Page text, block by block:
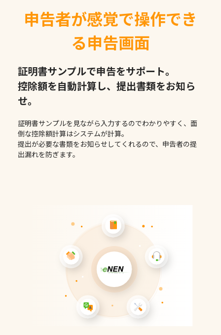
申告者が感覚で操作でき
る申告画面
証明書サンプルで申告をサポート。
控除額を自動計算し、提出書類をお知ら
せ。
証明書サンプルを見ながら入力するのでわかりやすく、面
倒な控除額計算はシステムが計算。
提出が必要な書類をお知らせしてくれるので、申告者の提
出漏れを防ぎます。